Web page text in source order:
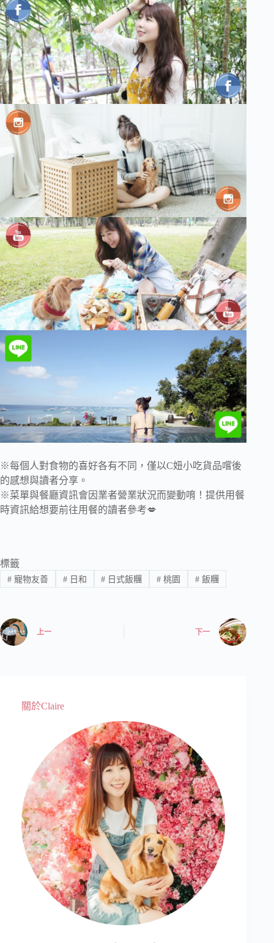
※每個人對食物的喜好各有不同，僅以C妞小吃貨品嚐後
的感想與讀者分享。
※菜單與餐廳資訊會因業者營業狀況而變動唷！提供用餐
時資訊給想要前往用餐的讀者參考💋
標籤
#寵物友善 #日和 # 日式飯糰 # 桃園 # 飯糰
上一 下一
關於Claire